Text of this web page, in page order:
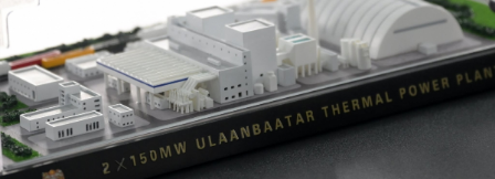
Үзэл бодол
Спорт
Нийгэм
Дэлхий